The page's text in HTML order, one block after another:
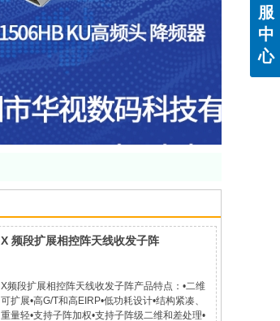
X 频段扩展相控阵天线收发子阵
X频段扩展相控阵天线收发子阵产品特点：•二维
可扩展•高G/T和高EIRP•低功耗设计•结构紧凑、
重量轻•支持子阵加权•支持子阵级二维和差处理•
服
中
心